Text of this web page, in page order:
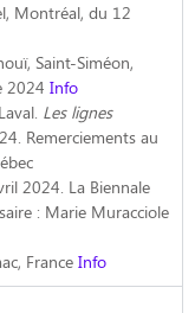
Montréal, du 12
Saint-Siméon,
2024 Info
Les lignes
Remerciements au
2024. La Biennale
: Marie Muracciole
France Info